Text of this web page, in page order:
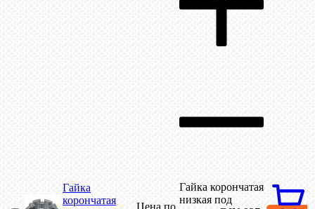
Гайка
корончатая
Гайка корончатая
низкая под